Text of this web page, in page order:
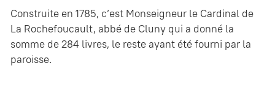
Construite en 1785, c’est Monseigneur le Cardinal de
La Rochefoucault, abbé de Cluny qui a donné la
somme de 284 livres, le reste ayant été fourni par la
paroisse.